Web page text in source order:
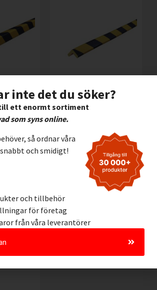
moms
Knuffi E Kantskydd
Magnet Gul/Svart 1m
425,00
Lägg I Kundvagn
Offertförfrågan
inte det du söker?
ett enormt sortiment
som syns online.
så ordnar våra
och smidigt!
och tillbehör
för företag
från våra leverantörer